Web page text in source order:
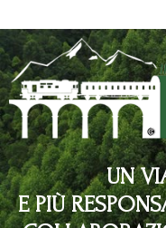
UN
E PIÙ